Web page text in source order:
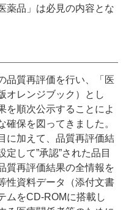
薬品」は必見の内容とな
品質再評価を行い、「医
オレンジブック）とし
を順次公示することによ
確保を図ってきました。
に加えて、品質再評価結
して”承認”された品目
質再評価結果の全情報を
性資料データ（添付文書
ムをCD-ROMに搭載し